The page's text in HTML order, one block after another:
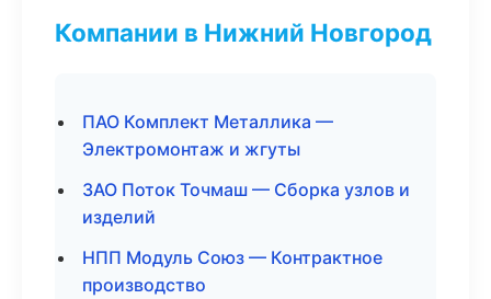
Компании в Нижний Новгород
ПАО Комплект Металлика —
Электромонтаж и жгуты
ЗАО Поток Точмаш — Сборка узлов и
изделий
НПП Модуль Союз — Контрактное
производство